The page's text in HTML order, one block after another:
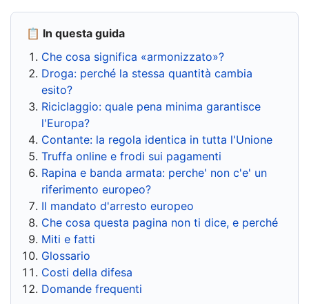
📋 In questa guida
Che cosa significa «armonizzato»?
Droga: perché la stessa quantità cambia
esito?
Riciclaggio: quale pena minima garantisce
l'Europa?
Contante: la regola identica in tutta l'Unione
Truffa online e frodi sui pagamenti
Rapina e banda armata: perche' non c'e' un
riferimento europeo?
Il mandato d'arresto europeo
Che cosa questa pagina non ti dice, e perché
Miti e fatti
Glossario
Costi della difesa
Domande frequenti